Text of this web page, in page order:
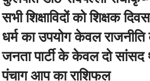
सभी शिक्षाविदों को शिक्षक
धर्म का उपयोग केवल
जनता पार्टी के केवल दो सांसद
पंचाग आप का राशिफल